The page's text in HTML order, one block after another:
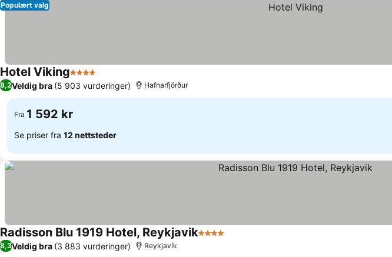
Populært valg
Hotel Viking4 Stjerner
8,2Veldig bra (5 903 vurderinger) Hafnarfjörður
Fra 1 592 kr
Se priser fra 12 nettsteder
Radisson Blu 1919 Hotel, Reykjavik4 Stjerner
8,3Veldig bra (3 883 vurderinger) Reykjavík